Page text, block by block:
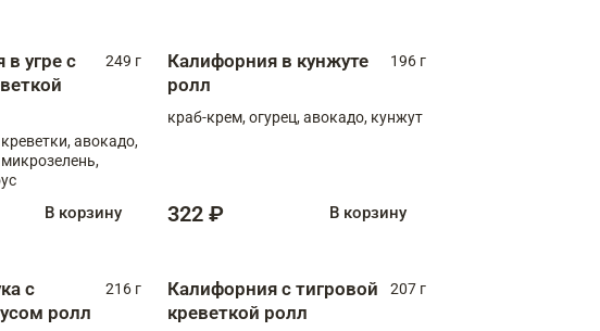
угре с
249 г
авокадо,
В корзину
Калифорния в кунжуте
ролл
196 г
краб-крем, огурец, авокадо, кунжут
322 ₽ В корзину
с
ролл
216 г
Калифорния с тигровой
креветкой ролл
207 г